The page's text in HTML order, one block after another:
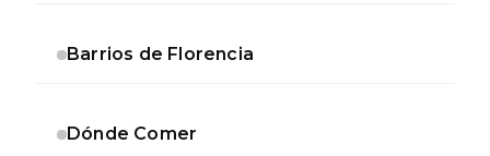
Barrios de Florencia
Dónde Comer